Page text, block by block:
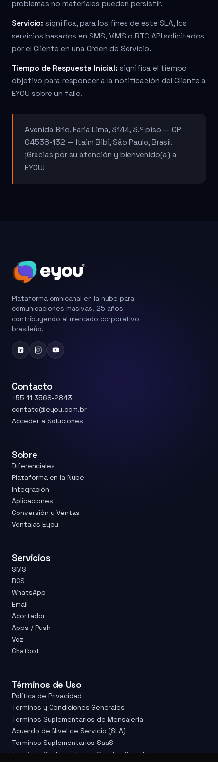
problemas no materiales pueden persistir.
Servicio: significa, para los fines de este SLA, los
servicios basados en SMS, MMS o RTC API solicitados
por el Cliente en una Orden de Servicio.
Tiempo de Respuesta Inicial: significa el tiempo
objetivo para responder a la notificación del Cliente a
EYOU sobre un fallo.
Avenida Brig. Faria Lima, 3144, 3.º piso — CP
04538-132 — Itaim Bibi, São Paulo, Brasil.
¡Gracias por su atención y bienvenido(a) a
EYOU!
Plataforma omnicanal en la nube para
comunicaciones masivas. 25 años
contribuyendo al mercado corporativo
brasileño.
Contacto
+55 11 3568-2843
contato@eyou.com.br
Acceder a Soluciones
Sobre
Diferenciales
Plataforma en la Nube
Integración
Aplicaciones
Conversión y Ventas
Ventajas Eyou
Servicios
SMS
RCS
WhatsApp
Email
Acortador
Apps / Push
Voz
Chatbot
Términos de Uso
Política de Privacidad
Términos y Condiciones Generales
Términos Suplementarios de Mensajería
Acuerdo de Nivel de Servicio (SLA)
Términos Suplementarios SaaS
Términos Suplementarios Canales Sociales